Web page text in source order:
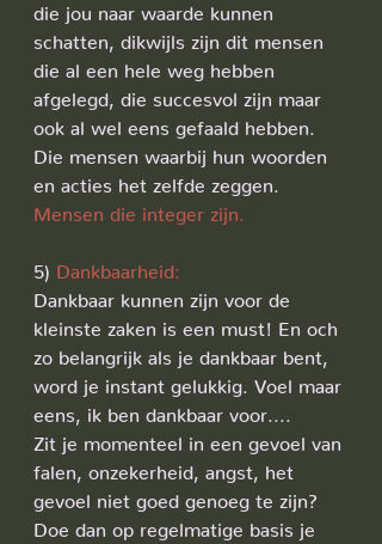
die jou naar waarde kunnen
schatten, dikwijls zijn dit mensen
die al een hele weg hebben
afgelegd, die succesvol zijn maar
ook al wel eens gefaald hebben.
Die mensen waarbij hun woorden
en acties het zelfde zeggen.
Mensen die integer zijn.
5) Dankbaarheid:
Dankbaar kunnen zijn voor de
kleinste zaken is een must! En och
zo belangrijk als je dankbaar bent,
word je instant gelukkig. Voel maar
eens, ik ben dankbaar voor....
Zit je momenteel in een gevoel van
falen, onzekerheid, angst, het
gevoel niet goed genoeg te zijn?
Doe dan op regelmatige basis je